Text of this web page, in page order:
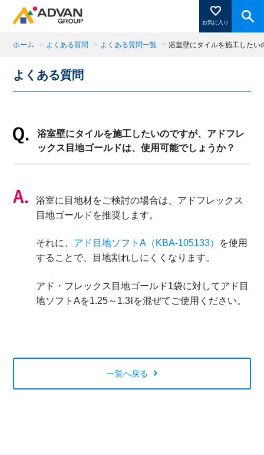
お気に入り
商品ページにある「お気に入り登録」を押すと登録した
商品がここに表示されます。
閉じる
ホーム > よくある質問 > よくある質問一覧 > 浴室壁にタイルを施工した
よくある質問
浴室壁にタイルを施工したいのですが、アドフレ
ックス目地ゴールドは、使用可能でしょうか？
浴室に目地材をご検討の場合は、アドフレックス
目地ゴールドを推奨します。
それに、 アド目地ソフトA （ KBA-105133） を使用
することで、目地割れしにくくなります。
アド・フレックス目地ゴールド1袋に対してアド目
地ソフトAを1.25～ 1.3ℓを混ぜてご使用ください。
一覧へ戻る